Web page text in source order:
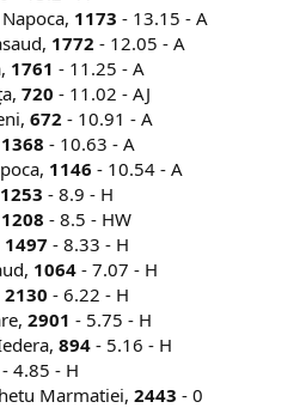
1173 - 13.15 - A
1772 - 12.05 - A
1761 - 11.25 - A
720 - 11.02 - AJ
672 - 10.91 - A
1368 - 10.63 - A
1146 - 10.54 - A
1253 - 8.9 - H
1208 - 8.5 - HW
1497 - 8.33 - H
1064 - 7.07 - H
2130 - 6.22 - H
2901 - 5.75 - H
894 - 5.16 - H
- 4.85 - H
Marmatiei, 2443 - 0